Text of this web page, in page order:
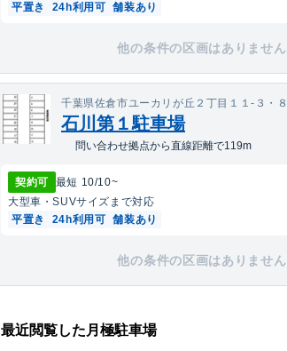
平置き
24h利用可 舗装あり
他の条件の区画はありません
千葉県佐倉市ユーカリが丘２丁目１１-３・８
石川第１駐車場
問い合わせ拠点から直線距離で119m
契約可 最短 10/10~
大型車・SUVサイズまで対応
平置き
24h利用可 舗装あり
他の条件の区画はありません
最近閲覧した月極駐車場